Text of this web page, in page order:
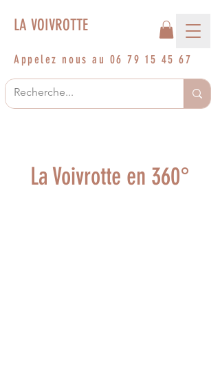
LA VOIVROTTE
Appelez nous au 06 79 15 45 67
La Voivrotte en 360°